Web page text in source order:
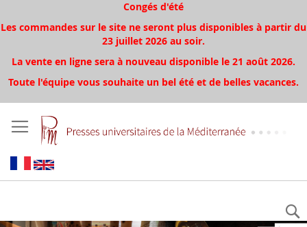
Congés d'été
Les commandes sur le site ne seront plus disponibles à partir du
23 juillet 2026 au soir.
La vente en ligne sera à nouveau disponible le 21 août 2026.
Toute l'équipe vous souhaite un bel été et de belles vacances.